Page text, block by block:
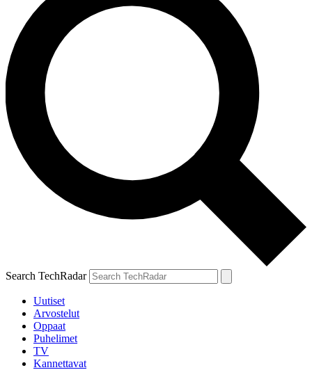
Search TechRadar
Uutiset
Arvostelut
Oppaat
Puhelimet
TV
Kannettavat